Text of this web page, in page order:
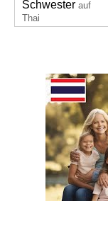
Schwester auf
Thai